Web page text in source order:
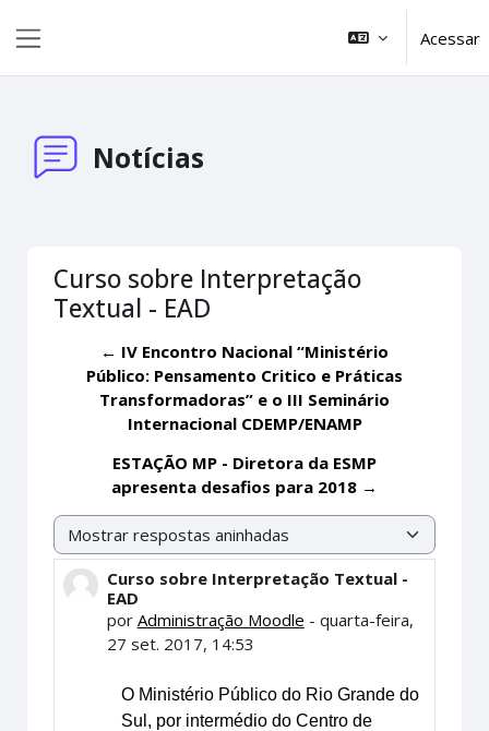
Acessar
Notícias
Curso sobre Interpretação
Textual - EAD
← IV Encontro Nacional “Ministério
Público: Pensamento Critico e Práticas
Transformadoras” e o III Seminário
Internacional CDEMP/ENAMP
ESTAÇÃO MP - Diretora da ESMP
apresenta desafios para 2018 →
Modo de visualização
Curso sobre Interpretação Textual -
EAD
por Administração Moodle - quarta-feira,
27 set. 2017, 14:53
Número de respostas: 0
O Ministério Público do Rio Grande do
Sul, por intermédio do Centro de